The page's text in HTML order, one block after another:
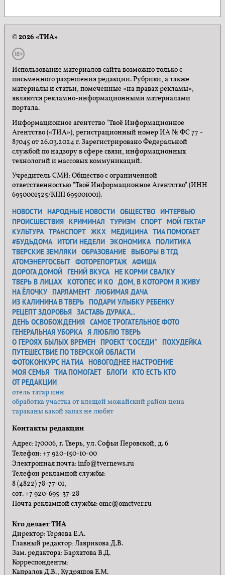
© 2026 «ТИА»
Использование материалов сайта возможно только с
письменного разрешения редакции. Рубрики, а также
материалы и статьи, помеченные «на правах рекламы»,
являются рекламно-информационными материалами
портала.
Информационное агентство "Твоё Информационное
Агентство («ТИА»), регистрационный номер ИА № ФС 77 -
87045 от 26.03.2024 г. Зарегистрировано Федеральной
службой по надзору в сфере связи, информационных
технологий и массовых коммуникаций.
Учредитель СМИ: Общество с ограниченной
ответственностью "Твоё Информационное Агентство" (ИНН
6950001525/КПП 695001001).
НОВОСТИ НАРОДНЫЕ НОВОСТИ ОБЩЕСТВО
ИНТЕРВЬЮ
ПРОИСШЕСТВИЯ
КРИМИНАЛ ТУРИЗМ СПОРТ
МОЙ ГЕКТАР
КУЛЬТУРА ТРАНСПОРТ ЖКХ МЕДИЦИНА ТИА ПОМОГАЕТ
#БУДЬДОМА
ИТОГИ НЕДЕЛИ ЭКОНОМИКА
ПОЛИТИКА
ТВЕРСКИЕ ЗЕМЛЯКИ
ОБРАЗОВАНИЕ
ВЫБОРЫ В ТГД
АТОМЭНЕРГОСБЫТ ФОТОРЕПОРТАЖ АФИША
ДОРОГА ДОМОЙ
ГЕНИЙ ВКУСА
НЕ КОРМИ СВАЛКУ
ТВЕРЬ В ЛИЦАХ
КОТОПЕС И КО ДОМ, В КОТОРОМ Я ЖИВУ
НА ЁЛОЧКУ
ПАРЛАМЕНТ ЛЮБИМАЯ ДАЧА
ИЗ КАЛИНИНА В ТВЕРЬ
ПОДАРИ УЛЫБКУ РЕБЕНКУ
РЕЦЕПТ ЗДОРОВЬЯ
ЗАСТАВЬ ДУРАКА...
ДЕНЬ ОСВОБОЖДЕНИЯ
САМОЕ ТРОГАТЕЛЬНОЕ ФОТО
ГЕНЕРАЛЬНАЯ УБОРКА Я ЛЮБЛЮ ТВЕРЬ
О ГЕРОЯХ БЫЛЫХ ВРЕМЕН
ПРОЕКТ "СОСЕДИ"
ПОХУДЕЙКА
ПУТЕШЕСТВИЕ ПО ТВЕРСКОЙ ОБЛАСТИ
ФОТОКОНКУРС НА ТИА
НОВОГОДНЕЕ НАСТРОЕНИЕ
МОЯ СЕМЬЯ
ТИА ПОМОГАЕТ БЛОГИ
КТО ЕСТЬ КТО
ОТ РЕДАКЦИИ
отель татар инн
обработка участка от клещей можайский район цена
тараканы какой запах не любят
Контакты редакции
Адрес: 170006, г. Тверь, ул. Софьи Перовской, д. 6
Телефон: +7 920-150-10-00
Электронная почта: info@tvernews.ru
Телефон рекламной службы:
8 (4822) 78-77-01,
сот. +7 920-695-37-28
Почта рекламной службы: omc@omctver.ru
Кто делает ТИА
Директор: Теряева Е.А.
Главный редактор: Лаврикова Д.В.
Зам. редактора: Бархатова В.Д.
Корреспонденты:
Капралов Д.В., Кудряшов Е.М.